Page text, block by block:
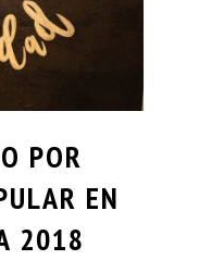
POR
EN
2018